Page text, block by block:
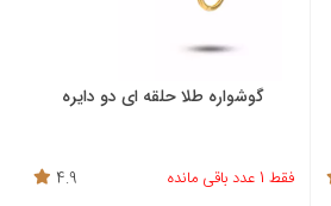
گوشواره طلا حلقه ای دو دایره
فقط 1 عدد باقی مانده 4.9